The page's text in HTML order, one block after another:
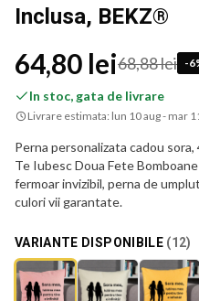
Inclusa, BEKZ®
64,80 lei68,88 lei -6
In stoc, gata de livrare
Livrare estimata: lun 10 aug - mar
Perna personalizata cadou
Te Iubesc Doua Fete
fermoar invizibil, perna de
culori vii garantate.
VARIANTE DISPONIBILE (12)